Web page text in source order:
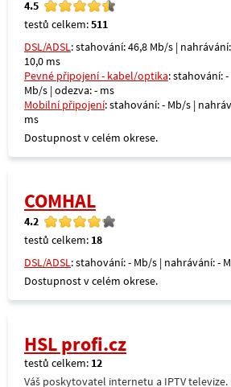
4.5
testů celkem:511
DSL/ADSL: stahování: 46,8 Mb/s |
10,0 ms
Pevné připojení - kabel/optika: stahování:
Mb/s | odezva: - ms
Mobilní připojení: stahování: - Mb/s |
ms
Dostupnost v celém okrese.
COMHAL
4.2
testů celkem: 18
DSL/ADSL: stahování: - Mb/s | nahrávání: -
Dostupnost v celém okrese.
HSL profi.cz
testů celkem: 12
Váš poskytovatel internetu a IPTV